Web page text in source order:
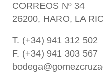
CORREOS Nº 34
26200, HARO, LA
T. (+34) 941 312 502
F. (+34) 941 303 567